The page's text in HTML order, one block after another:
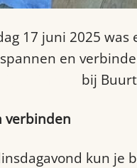
17 juni 2025
en
bij
verbinden
kun